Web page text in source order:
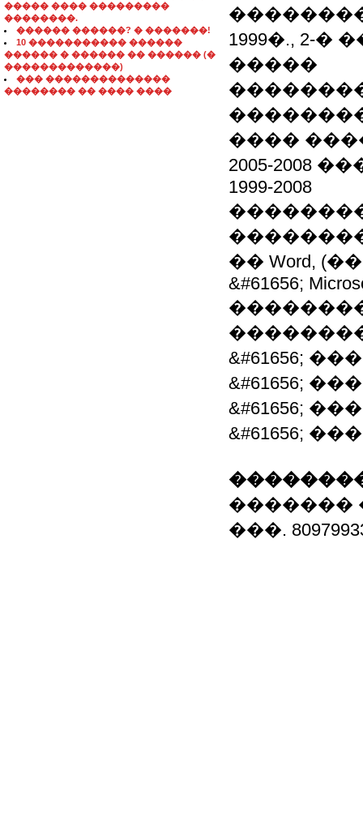
����� ���� ���������
��������.
������ ������? � �������!
10 ����������� ������
������ � ������ �� ������ (�
�������������)
��� ��������������
�������� �� ���� ����
1999�., 2-
�����
����
2005-
1999-2008
�� Word,
&#61656;
&#61656;
&#61656;
&#61656;
&#61656;
�������
���.